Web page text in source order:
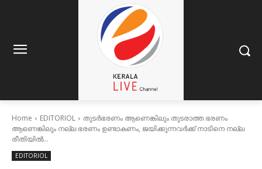
Home EDITORIOL
തുടർഭരണം ആണെങ്കിലും തുടരാത്ത ഭരണം
ആണെങ്കിലും നല്ല ഭരണം ഉണ്ടാകണം, ജയിക്കുന്നവർക്ക് നാടിനെ നല്ല
രീതിയിൽ...
EDITORIOL